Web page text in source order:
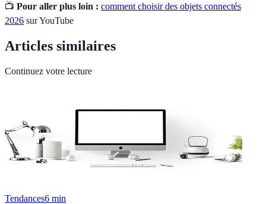
📺 Pour aller plus loin : comment choisir des objets connectés
2026 sur YouTube
Articles similaires
Continuez votre lecture
Tendances6 min